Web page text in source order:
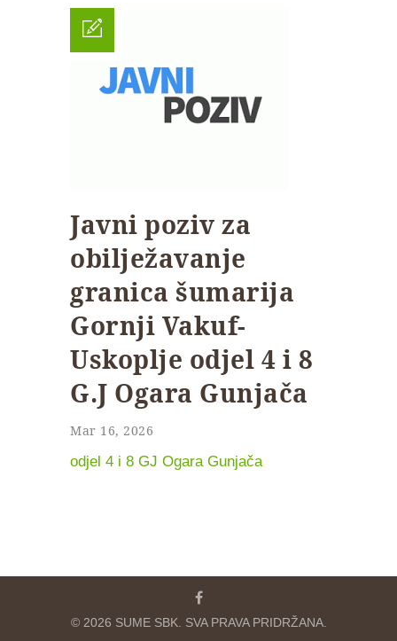
Javni poziv za
obilježavanje
granica šumarija
Gornji Vakuf-
Uskoplje odjel 4 i 8
G.J Ogara Gunjača
Mar 16, 2026
odjel 4 i 8 GJ Ogara Gunjača
© 2026 SUME SBK. SVA PRAVA PRIDRŽANA.